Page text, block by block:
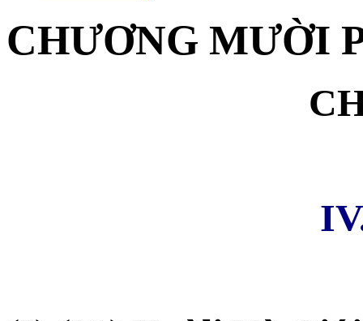
CHƯƠNG MƯỜI